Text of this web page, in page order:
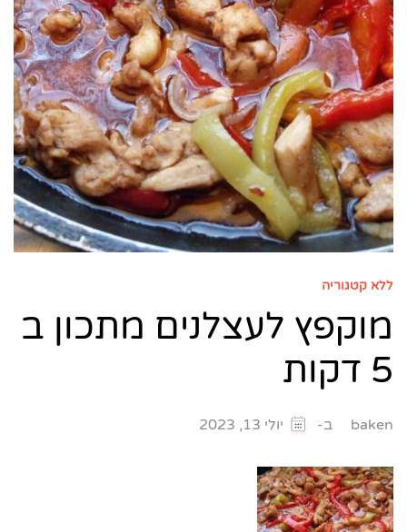
ללא קטגוריה
מוקפץ לעצלנים מתכון ב
5 דקות
baken ב- יולי 13, 2023